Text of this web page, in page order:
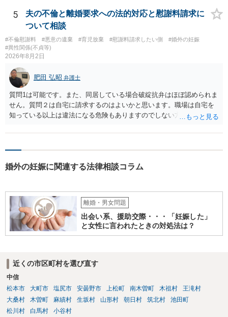
5
夫の不倫と離婚要求への法的対応と慰謝料請求に
ついて相談
#不倫慰謝料 #悪意の遺棄 #育児放棄 #慰謝料請求したい側
#婚外の妊娠
#異性関係(不貞等)
2026年8月2日
肥田 弘昭 弁護士
質問1は可能です。また、同居している場合破綻抗弁はほぼ認められま
せん。質問２は自宅に請求するのはよいかと思います。職場は自宅を
知っている以上は違法になる危険もありますのでしない方が良いで
かと思います。有責配偶者ですので相手方からの離婚は拒否しても仮
することはできません。質問６は可能です。質問７は不貞行為の写真
婚外の妊娠に関連する法律相談コラム
離婚・男女問題
出会い系、援助交際・・・「妊娠した」
と女性に言われたときの対処法は？
近くの市区町村を選び直す
中信
松本市
大町市 塩尻市 安曇野市 上松町 南木曽町 木祖村
王滝村
大桑村
木曽町 麻績村 生坂村 山形村 朝日村 筑北村
池田町
松川村
白馬村 小谷村